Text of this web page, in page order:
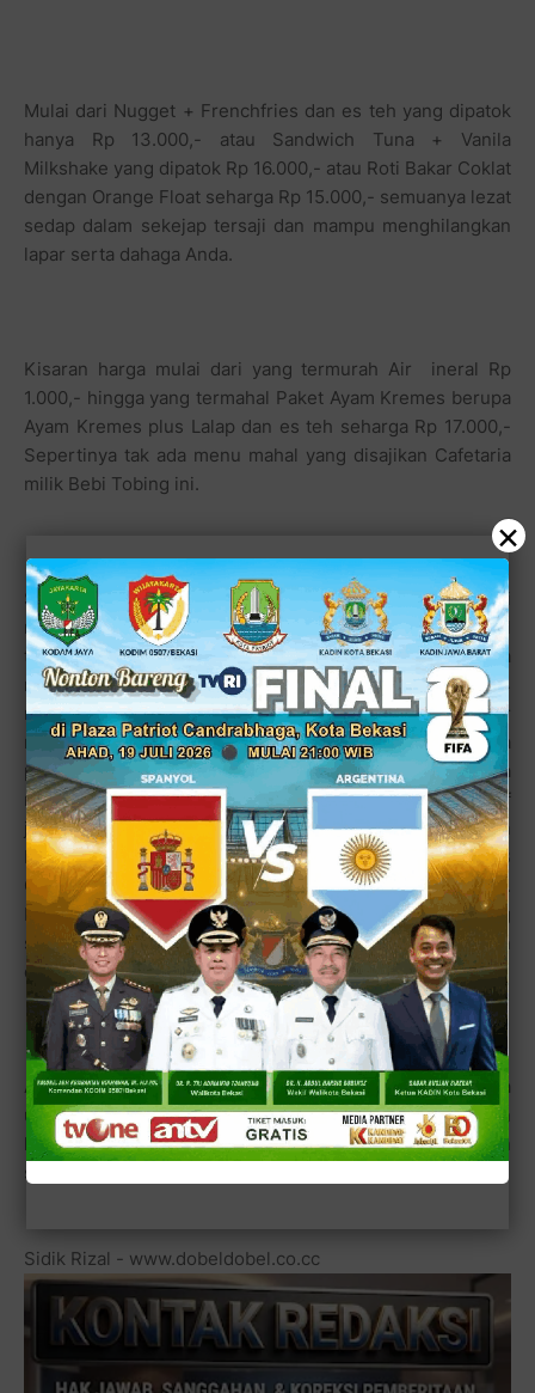
Mulai dari Nugget + Frenchfries dan es teh yang dipatok
hanya Rp 13.000,- atau Sandwich Tuna + Vanila
Milkshake yang dipatok Rp 16.000,- atau Roti Bakar Coklat
dengan Orange Float seharga Rp 15.000,- semuanya lezat
sedap dalam sekejap tersaji dan mampu menghilangkan
lapar serta dahaga Anda.
Kisaran harga mulai dari yang termurah Air ineral Rp
1.000,- hingga yang termahal Paket Ayam Kremes berupa
Ayam Kremes plus Lalap dan es teh seharga Rp 17.000,-
Sepertinya tak ada menu mahal yang disajikan Cafetaria
milik Bebi Tobing ini.
Sang pemilik yang mempekerjakan 2 orang karyawan ini
membuat cafetaria bergaya minimalis namun tampil
trendy. Dengan sebuah cermin di satu dindingnya
membuat kesan kafetaria mini ini jadi lebih luas. Ada 4
meja bundar kecil yang dikelilingi 4 kursi dengan daftar
menu terlaminasi di atasnya siap disinggahi para
pengunjung BCP. Seperti BEBTOB memang sengaja
menyajikan seluruh hidangan dengan harga yang relatif
jauh lebih murah dibandingkan tempat lain. Namun
begitu, tampaknya para pelanggan tetap BEBTOB
Cafetaria adalah para karyawan yang bekerja di area BCP.
Bila mereka ingin menikmati makanan dan minuman yang
sesuai selera dan cepat tersaji mereka akan mengelpon
dan pesanan diantarkan.
Anda tertarik dan ingin mencoba menjalin kerjasama
untuk membuka cafetaria sejenis di tempat Anda? Silakan
hubungi Bebi Tobing via telepon. Dia akan dengan
senang hati menerima tawaran kerjasama dengan Anda.
Sidik Rizal - www.dobeldobel.co.cc
×